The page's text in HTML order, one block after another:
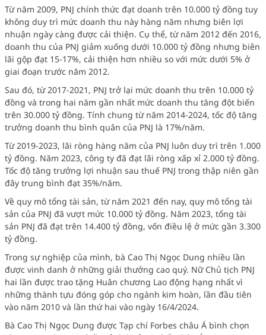
Từ năm 2009, PNJ chính thức đạt doanh trên 10.000 tỷ đồng tuy
không duy trì mức doanh thu này hàng năm nhưng biên lợi
nhuận ngày càng được cải thiện. Cụ thể, từ năm 2012 đến 2016,
doanh thu của PNJ giảm xuống dưới 10.000 tỷ đồng nhưng biên
lãi gộp đạt 15-17%, cải thiện hơn nhiều so với mức dưới 5% ở
giai đoạn trước năm 2012.
Sau đó, từ 2017-2021, PNJ trở lại mức doanh thu trên 10.000 tỷ
đồng và trong hai năm gần nhất mức doanh thu tăng đột biến
trên 30.000 tỷ đồng. Tính chung từ năm 2014-2024, tốc độ tăng
trưởng doanh thu bình quân của PNJ là 17%/năm.
Từ 2019-2023, lãi ròng hàng năm của PNJ luôn duy trì trên 1.000
tỷ đồng. Năm 2023, công ty đã đạt lãi ròng xấp xỉ 2.000 tỷ đồng.
Tốc độ tăng trưởng lợi nhuận sau thuế PNJ trong thập niên gần
đây trung bình đạt 35%/năm.
Về quy mô tổng tài sản, từ năm 2021 đến nay, quy mô tổng tài
sản của PNJ đã vượt mức 10.000 tỷ đồng. Năm 2023, tổng tài
sản PNJ đã đạt trên 14.400 tỷ đồng, vốn điều lệ ở mức gần 3.300
tỷ đồng.
Trong sự nghiệp của mình, bà Cao Thị Ngọc Dung nhiều lần
được vinh danh ở những giải thưởng cao quý. Nữ Chủ tịch PNJ
hai lần được trao tặng Huân chương Lao động hạng nhất vì
những thành tựu đóng góp cho ngành kim hoàn, lần đầu tiên
vào năm 2010 và lần thứ hai vào ngày 16/4/2024.
Bà Cao Thị Ngọc Dung được Tạp chí Forbes châu Á bình chọn